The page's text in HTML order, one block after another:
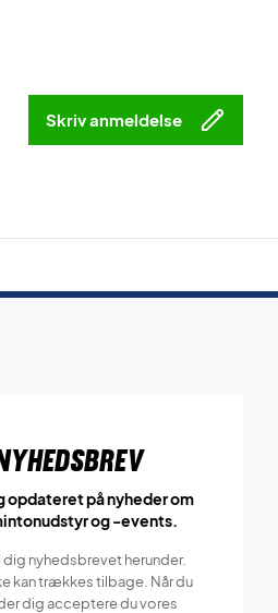
Skriv anmeldelse
opdateret på nyheder om
og -events.
dig nyhedsbrevet herunder.
kan trækkes tilbage. Når du
dig acceptere du vores